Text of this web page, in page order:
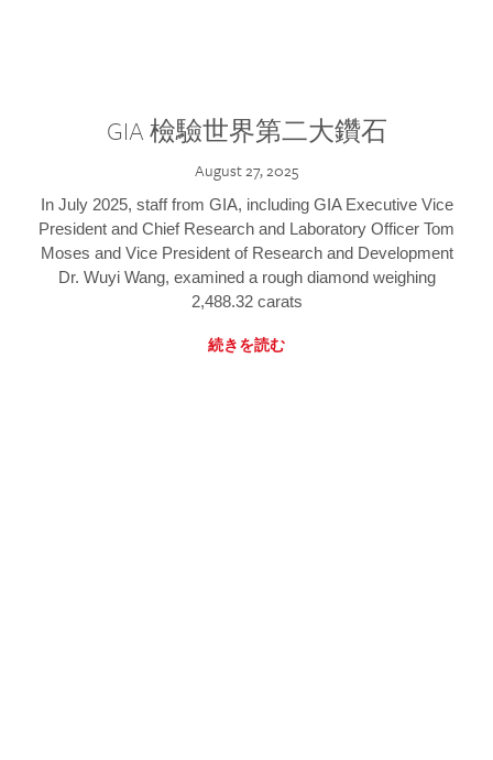
GIA 檢驗世界第二大鑽石
August 27, 2025
In July 2025, staff from GIA, including GIA Executive Vice
President and Chief Research and Laboratory Officer Tom
Moses and Vice President of Research and Development
Dr. Wuyi Wang, examined a rough diamond weighing
2,488.32 carats
続きを読む